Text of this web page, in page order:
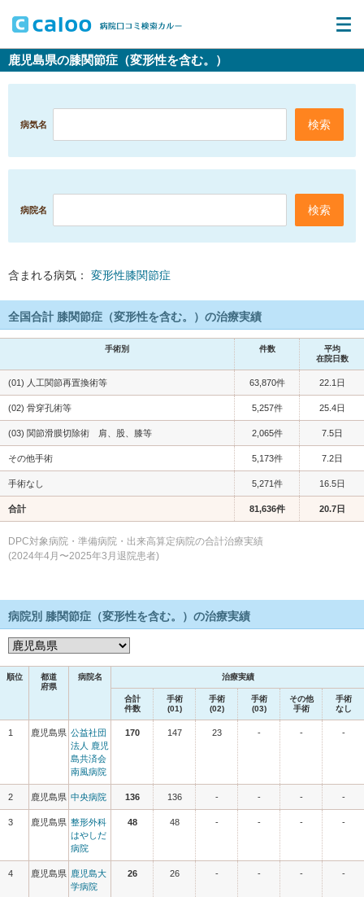
鹿児島県の膝関節症（変形性を含む。）
病気名
病院名
含まれる病気： 変形性膝関節症
全国合計 膝関節症（変形性を含む。）の治療実績
手術別 件数
平均
在院日数
(01) 人工関節再置換術等 63,870件 22.1日
(02) 骨穿孔術等 5,257件 25.4日
(03) 関節滑膜切除術 肩、股、膝等 2,065件 7.5日
その他手術 5,173件 7.2日
手術なし 5,271件 16.5日
合計 81,636件 20.7日
DPC対象病院・準備病院・出来高算定病院の合計治療実績
(2024年4月〜2025年3月退院患者)
病院別 膝関節症（変形性を含む。）の治療実績
順位
都道
府県
病院名 治療実績
合計
件数
手術
(01)
手術
(02)
手術
(03)
その他
手術
手術
なし
1 鹿児島県 公益社団
法人 鹿児
島共済会
南風病院
170 147 23 - - -
2 鹿児島県 中央病院 136 136 - - - -
3 鹿児島県 整形外科
はやしだ
病院
48 48 - - - -
4 鹿児島県 鹿児島大
学病院
26 26 - - - -